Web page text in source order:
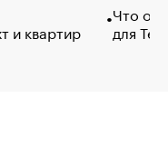
и квартир
Что
для